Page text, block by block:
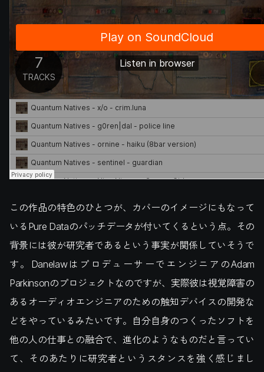
この作品の特色のひとつが、カバーのイメージにもなって
いるPure Dataのパッチデータが付いてくるという点。その
背景には彼が研究者であるという事実が関係していそうで
す。DanelawはプロデューサーでエンジニアのAdam
Parkinsonのプロジェクトなのですが、実際彼は視覚障害の
あるオーディオエンジニアのための触知デバイスの開発な
どをやっているみたいです。自分自身のつくったソフトを
他の人の仕事との融合で、進化のようなものだと言ってい
て、そのあたりに研究者というスタンスを強く感じまし